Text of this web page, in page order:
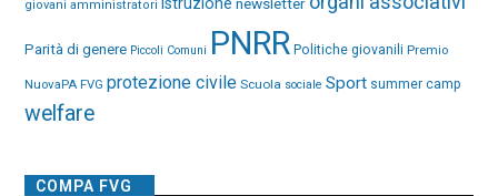
giovani amministratori
Parità di genere Piccoli Comuni PNRR Politiche giovanili Premio
NuovaPA FVG protezione civile Scuola sociale Sport summer camp
welfare
COMPA FVG